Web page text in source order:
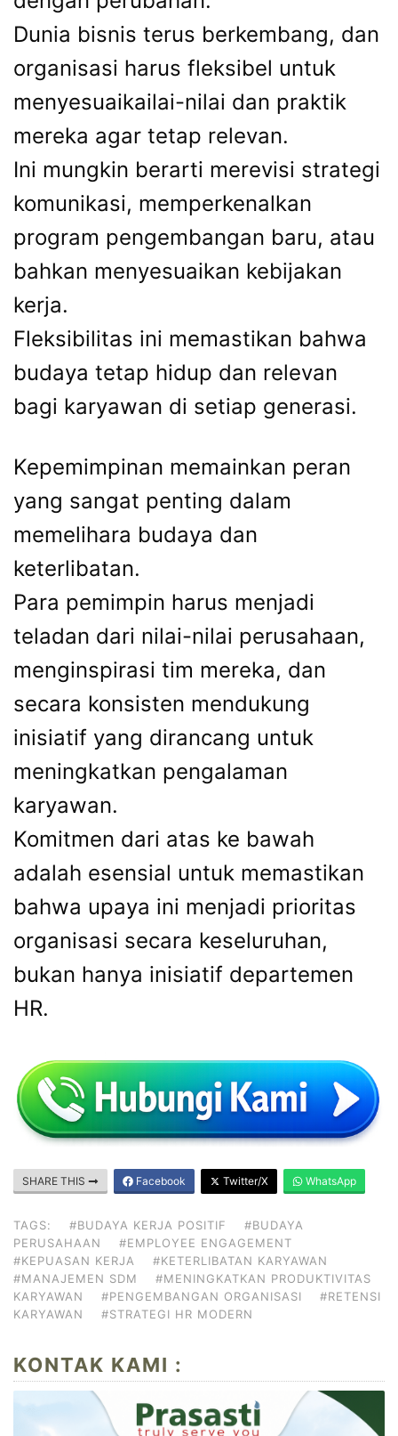
Dunia bisnis terus berkembang, dan
organisasi harus fleksibel untuk
menyesuaikailai-nilai dan praktik
mereka agar tetap relevan.
Ini mungkin berarti merevisi strategi
komunikasi, memperkenalkan
program pengembangan baru, atau
bahkan menyesuaikan kebijakan
kerja.
Fleksibilitas ini memastikan bahwa
budaya tetap hidup dan relevan
bagi karyawan di setiap generasi.
Kepemimpinan memainkan peran
yang sangat penting dalam
memelihara budaya dan
keterlibatan.
Para pemimpin harus menjadi
teladan dari nilai-nilai perusahaan,
menginspirasi tim mereka, dan
secara konsisten mendukung
inisiatif yang dirancang untuk
meningkatkan pengalaman
karyawan.
Komitmen dari atas ke bawah
adalah esensial untuk memastikan
bahwa upaya ini menjadi prioritas
organisasi secara keseluruhan,
bukan hanya inisiatif departemen
HR.
SHARE THIS Facebook Twitter/X WhatsApp
TAGS: #BUDAYA KERJA POSITIF
#BUDAYA
PERUSAHAAN
#EMPLOYEE ENGAGEMENT
#KEPUASAN KERJA
#KETERLIBATAN KARYAWAN
#MANAJEMEN SDM
#MENINGKATKAN PRODUKTIVITAS
KARYAWAN
#PENGEMBANGAN ORGANISASI
#RETENSI
KARYAWAN
#STRATEGI HR MODERN
KONTAK KAMI :